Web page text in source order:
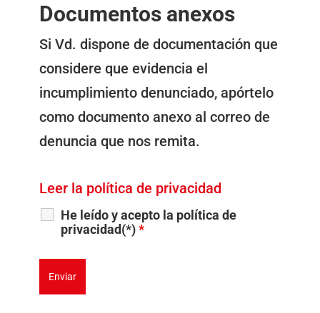
Documentos anexos
Si Vd. dispone de documentación que
considere que evidencia el
incumplimiento denunciado, apórtelo
como documento anexo al correo de
denuncia que nos remita.
Leer la política de privacidad
He leído y acepto la política de
privacidad(*)*